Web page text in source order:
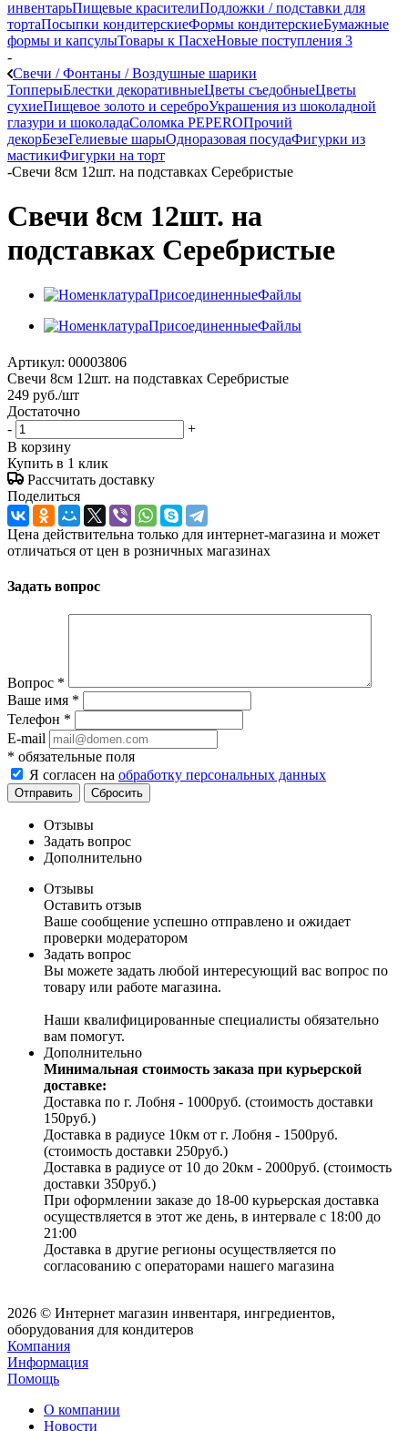
инвентарьПищевые красителиПодложки / подставки для
тортаПосыпки кондитерскиеФормы кондитерскиеБумажные
формы и капсулыТовары к ПасхеНовые поступления 3
-
Свечи / Фонтаны / Воздушные шарики
ТопперыБлестки декоративныеЦветы съедобныеЦветы
сухиеПищевое золото и сереброУкрашения из шоколадной
глазури и шоколадаСоломка PEPEROПрочий
декорБезеГелиевые шарыОдноразовая посудаФигурки из
мастикиФигурки на торт
-Свечи 8см 12шт. на подставках Серебристые
Свечи 8см 12шт. на
подставках Серебристые
Артикул: 00003806
Свечи 8см 12шт. на подставках Серебристые
249 руб./шт
Достаточно
-
+
В корзину
Купить в 1 клик
Рассчитать доставку
Поделиться
Цена действительна только для интернет-магазина и может
отличаться от цен в розничных магазинах
Задать вопрос
Вопрос *
Ваше имя *
Телефон *
E-mail
* обязательные поля
Я согласен на обработку персональных данных
Отправить Сбросить
Отзывы
Задать вопрос
Дополнительно
Отзывы
Оставить отзыв
Ваше сообщение успешно отправлено и ожидает
проверки модератором
Задать вопрос
Вы можете задать любой интересующий вас вопрос по
товару или работе магазина.
Наши квалифицированные специалисты обязательно
вам помогут.
Дополнительно
Минимальная стоимость заказа при курьерской
доставке:
Доставка по г. Лобня - 1000руб. (стоимость доставки
150руб.)
Доставка в радиусе 10км от г. Лобня - 1500руб.
(стоимость доставки 250руб.)
Доставка в радиусе от 10 до 20км - 2000руб. (стоимость
доставки 350руб.)
При оформлении заказе до 18-00 курьерская доставка
осуществляется в этот же день, в интервале с 18:00 до
21:00
Доставка в другие регионы осуществляется по
согласованию с операторами нашего магазина
2026 © Интернет магазин инвентаря, ингредиентов,
оборудования для кондитеров
Компания
Информация
Помощь
О компании
Новости